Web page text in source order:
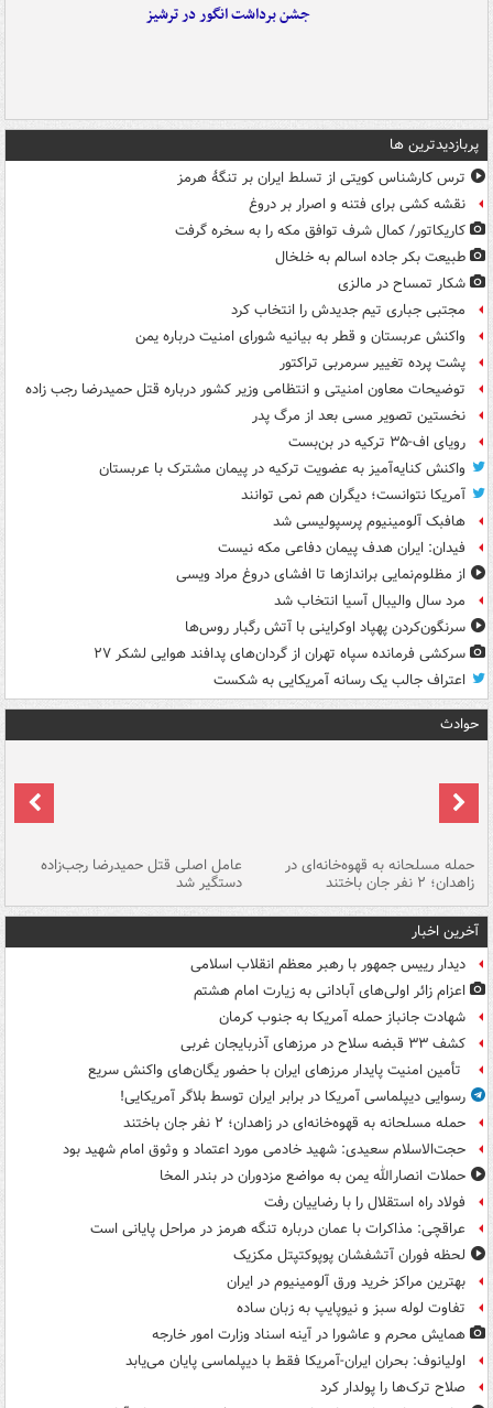
جشن برداشت انگور در ترشیز
پربازدیدترین ها
ترس کارشناس کویتی از تسلط ایران بر تنگۀ هرمز
نقشه کشی برای فتنه و اصرار بر دروغ
کاریکاتور/ کمال شرف توافق مکه را به سخره گرفت
طبیعت بکر جاده اسالم به خلخال
شکار تمساح در مالزی
مجتبی جباری تیم جدیدش را انتخاب کرد
واکنش عربستان و قطر به بیانیه شورای امنیت درباره یمن
پشت پرده تغییر سرمربی تراکتور
توضیحات معاون امنیتی و انتظامی وزیر کشور درباره قتل حمیدرضا رجب زاده
نخستین تصویر مسی بعد از مرگ پدر
رویای اف-۳۵ ترکیه در بن‌بست
واکنش کنایه‌آمیز به عضویت ترکیه در پیمان مشترک با عربستان
آمریکا نتوانست؛ دیگران هم نمی توانند
هافبک آلومینیوم پرسپولیسی شد
فیدان: ایران هدف پیمان دفاعی مکه نیست
از مظلوم‌نمایی براندازها تا افشای دروغ مراد ویسی
مرد سال والیبال آسیا انتخاب شد
سرنگون‌کردن پهپاد اوکراینی با آتش رگبار روس‌ها
سرکشی فرمانده سپاه تهران از گردان‌های پدافند هوایی لشکر ۲۷
اعتراف جالب یک رسانه آمریکایی به شکست
حوادث
حمله مسلحانه به قهوه‌خانه‌ای در
زاهدان؛ ۲ نفر جان باختند
عامل اصلی قتل حمیدرضا رجب‌زاده
دستگیر شد
آخرین اخبار
دیدار رییس جمهور با رهبر معظم انقلاب اسلامی
اعزام زائر اولی‌های آبادانی به زیارت امام هشتم
شهادت جانباز حمله آمریکا به جنوب کرمان
کشف ۳۳ قبضه سلاح در مرزهای آذربایجان غربی
تأمین امنیت پایدار مرزهای ایران با حضور یگان‌های واکنش سریع
رسوایی دیپلماسی آمریکا در برابر ایران توسط بلاگر آمریکایی!
حمله مسلحانه به قهوه‌خانه‌ای در زاهدان؛ ۲ نفر جان باختند
حجت‌الاسلام سعیدی: شهید خادمی مورد اعتماد و وثوق امام شهید بود
حملات انصارالله یمن به مواضع مزدوران در بندر المخا
فولاد راه استقلال را با رضاییان رفت
عراقچی: مذاکرات با عمان درباره تنگه هرمز در مراحل پایانی است
لحظه فوران آتشفشان پوپوکتپتل مکزیک
بهترین مراکز خرید ورق آلومینیوم در ایران
تفاوت لوله سبز و نیوپایپ به زبان ساده
همایش محرم و عاشورا در آینه اسناد وزارت امور خارجه
اولیانوف: بحران ایران-آمریکا فقط با دیپلماسی پایان می‌یابد
صلاح ترک‌ها را پولدار کرد